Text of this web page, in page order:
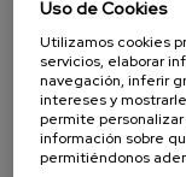
Uso de Cookies
Utilizamos cookies
servicios, elaborar
navegación, inferir
intereses y
permite
información sobre
permitiéndonos